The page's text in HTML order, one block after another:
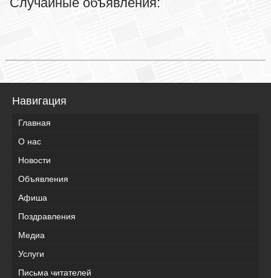
Навигация
Главная
О нас
Новости
Объявления
Афиша
Поздравления
Медиа
Услуги
Письма читателей